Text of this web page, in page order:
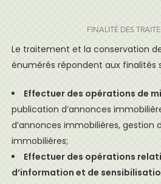
FINALITÉ DES
Le traitement et la conservation
énumérés répondent aux finalités
Effectuer des opérations de
publication d’annonces
d’annonces immobilières, gestion
immobilières;
Effectuer des opérations
d’information et de